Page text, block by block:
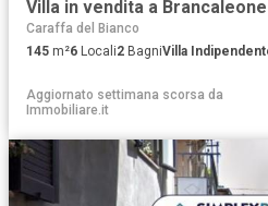
Villa in vendita a Brancaleone
Caraffa del Bianco
145 m²6 Locali2 BagniVilla
Aggiornato settimana scorsa da
Immobiliare.it